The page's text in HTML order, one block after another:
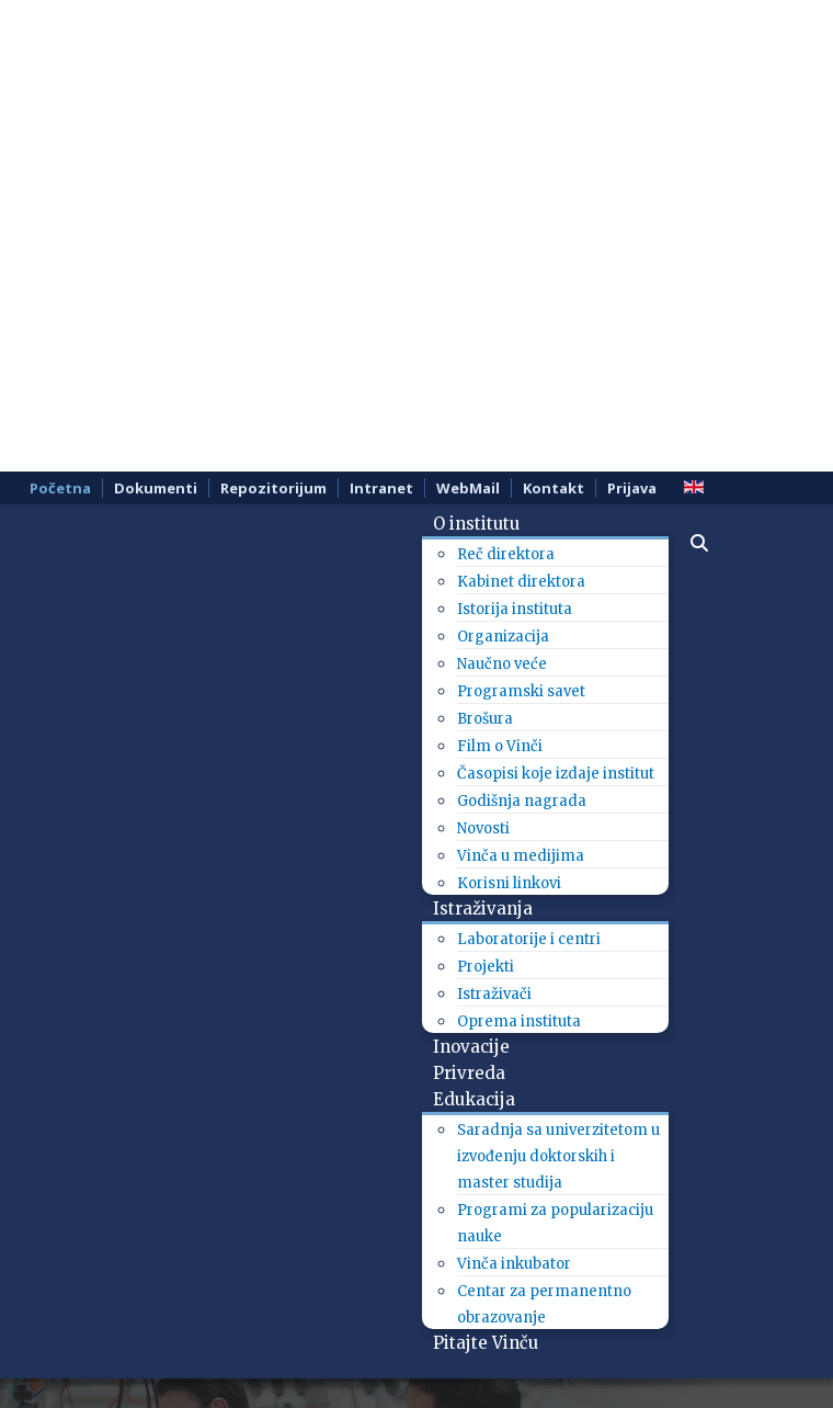
Početna Dokumenti Repozitorijum Intranet WebMail Kontakt Prijava
O institutu
Reč direktora
Kabinet direktora
Istorija instituta
Organizacija
Naučno veće
Programski savet
Brošura
Film o Vinči
Časopisi koje izdaje institut
Godišnja nagrada
Novosti
Vinča u medijima
Korisni linkovi
Istraživanja
Laboratorije i centri
Projekti
Istraživači
Oprema instituta
Inovacije
Privreda
Edukacija
Saradnja sa univerzitetom u
izvođenju doktorskih i
master studija
Programi za popularizaciju
nauke
Vinča inkubator
Centar za permanentno
obrazovanje
Pitajte Vinču